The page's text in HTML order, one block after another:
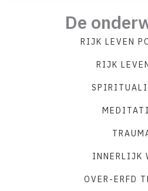
De
RIJK LEVEN
RIJK
INNERLIJK
OVER-ERFD